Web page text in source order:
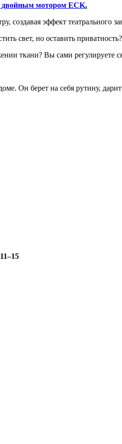
двойным мотором ECK.
создавая эффект театрального
свет, но оставить
ткани? Вы сами регулируете
Он берет на себя рутину,